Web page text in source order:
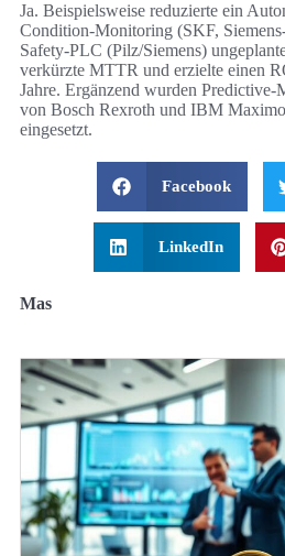
Ja. Beispielsweise reduzierte ein
Condition‑Monitoring (SKF,
Safety‑PLC (Pilz/Siemens)
verkürzte MTTR und erzielte einen
Jahre. Ergänzend wurden
von Bosch Rexroth und IBM
eingesetzt.
Facebook
LinkedIn
Mas